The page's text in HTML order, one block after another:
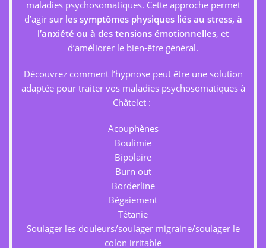
maladies psychosomatiques. Cette approche permet
d’agir sur les symptômes physiques liés au stress, à
l’anxiété ou à des tensions émotionnelles, et
d’améliorer le bien-être général.
Découvrez comment l’hypnose peut être une solution
adaptée pour traiter vos maladies psychosomatiques à
Châtelet :
Acouphènes
Boulimie
Bipolaire
Burn out
Borderline
Bégaiement
Tétanie
Soulager les douleurs/soulager migraine/soulager le
colon irritable